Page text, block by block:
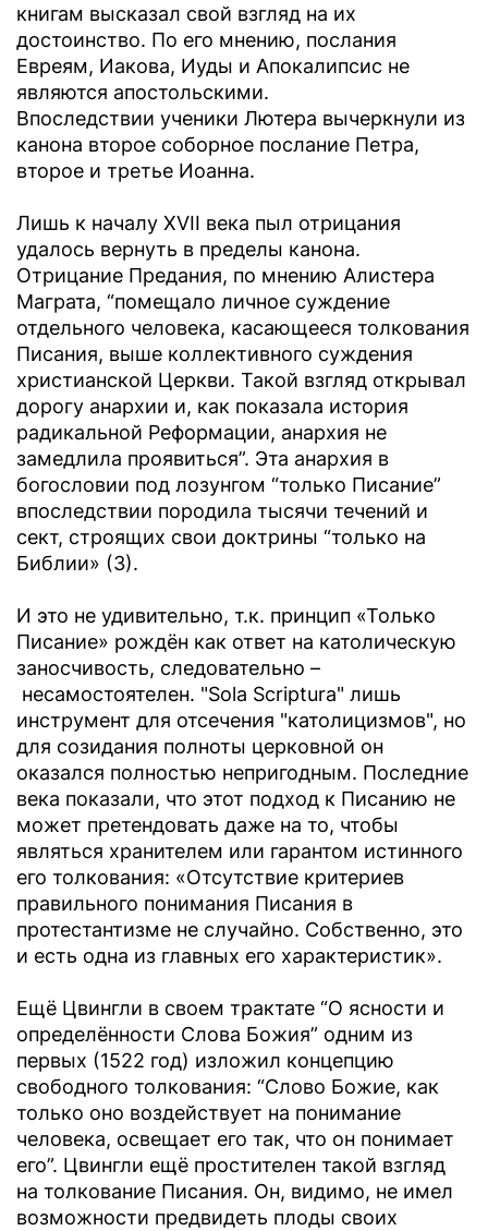
книгам высказал свой взгляд на их
достоинство. По его мнению, послания
Евреям, Иакова, Иуды и Апокалипсис не
являются апостольскими.
Впоследствии ученики Лютера вычеркнули из
канона второе соборное послание Петра,
второе и третье Иоанна.
Лишь к началу XVII века пыл отрицания
удалось вернуть в пределы канона.
Отрицание Предания, по мнению Алистера
Маграта, “помещало личное суждение
отдельного человека, касающееся толкования
Писания, выше коллективного суждения
христианской Церкви. Такой взгляд открывал
дорогу анархии и, как показала история
радикальной Реформации, анархия не
замедлила проявиться”. Эта анархия в
богословии под лозунгом “только Писание”
впоследствии породила тысячи течений и
сект, строящих свои доктрины “только на
Библии» (3).
И это не удивительно, т.к. принцип «Только
Писание» рождён как ответ на католическую
заносчивость, следовательно –
несамостоятелен. "Sola Scriptura" лишь
инструмент для отсечения "католицизмов", но
для созидания полноты церковной он
оказался полностью непригодным. Последние
века показали, что этот подход к Писанию не
может претендовать даже на то, чтобы
являться хранителем или гарантом истинного
его толкования: «Отсутствие критериев
правильного понимания Писания в
протестантизме не случайно. Собственно, это
и есть одна из главных его характеристик».
Ещё Цвингли в своем трактате “О ясности и
определённости Слова Божия” одним из
первых (1522 год) изложил концепцию
свободного толкования: “Слово Божие, как
только оно воздействует на понимание
человека, освещает его так, что он понимает
его”. Цвингли ещё простителен такой взгляд
на толкование Писания. Он, видимо, не имел
возможности предвидеть плоды своих